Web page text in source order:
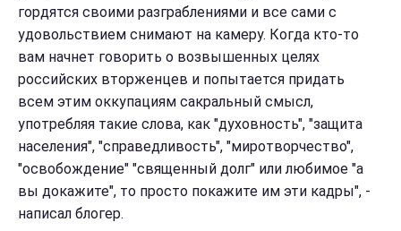
гордятся своими разграблениями и все сами с
удовольствием снимают на камеру. Когда кто-то
вам начнет говорить о возвышенных целях
российских вторженцев и попытается придать
всем этим оккупациям сакральный смысл,
употребляя такие слова, как "духовность", "защита
населения", "справедливость", "миротворчество",
"освобождение" "священный долг" или любимое "а
вы докажите", то просто покажите им эти кадры", -
написал блогер.